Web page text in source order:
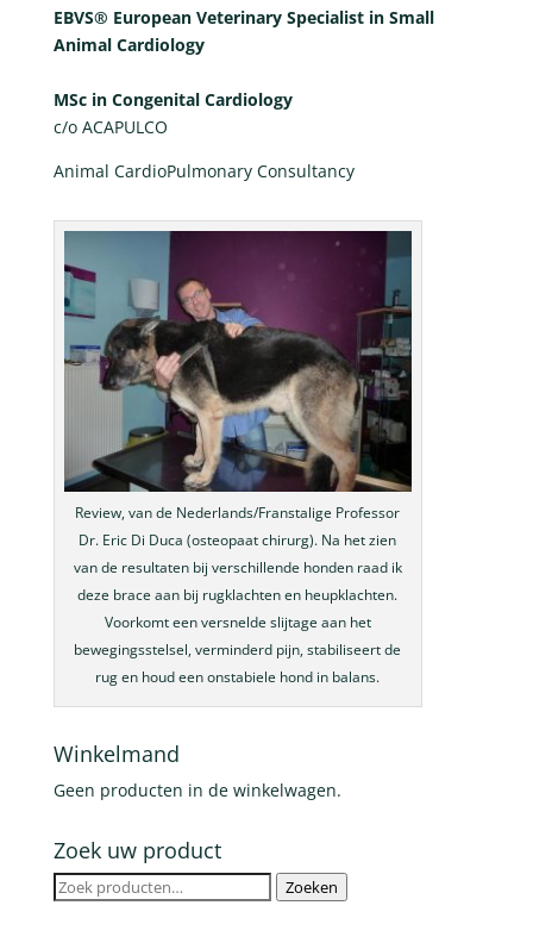
EBVS® European Veterinary Specialist in Small
Animal Cardiology
MSc in Congenital Cardiology
c/o ACAPULCO
Animal CardioPulmonary Consultancy
Review, van de Nederlands/Franstalige Professor
Dr. Eric Di Duca (osteopaat chirurg). Na het zien
van de resultaten bij verschillende honden raad ik
deze brace aan bij rugklachten en heupklachten.
Voorkomt een versnelde slijtage aan het
bewegingsstelsel, verminderd pijn, stabiliseert de
rug en houd een onstabiele hond in balans.
Winkelmand
Geen producten in de winkelwagen.
Zoek uw product
Zoeken
Zoeken